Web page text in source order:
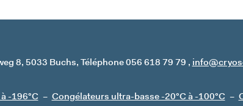
8 5033 Buchs Téléphone 056 618 79 79
-196°C Congélateurs ultra-basse -20°C à -100°C